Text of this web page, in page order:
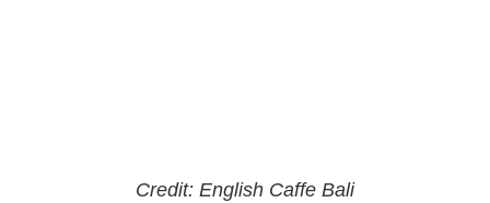
Credit: English Caffe Bali